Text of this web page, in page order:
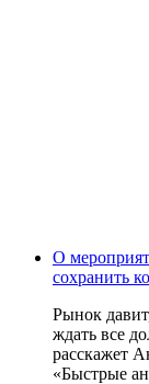
О
сохранить
Рынок
ждать все
расскажет
«Быстрые